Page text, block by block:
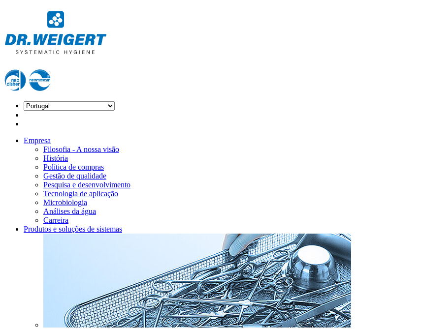
Empresa
Filosofia - A nossa visão
História
Política de compras
Gestão de qualidade
Pesquisa e desenvolvimento
Tecnologia de aplicação
Microbiologia
Análises da água
Carreira
Produtos e soluções de sistemas